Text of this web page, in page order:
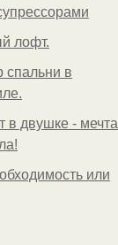
лофт.
спальни в
в двушке - мечта
или